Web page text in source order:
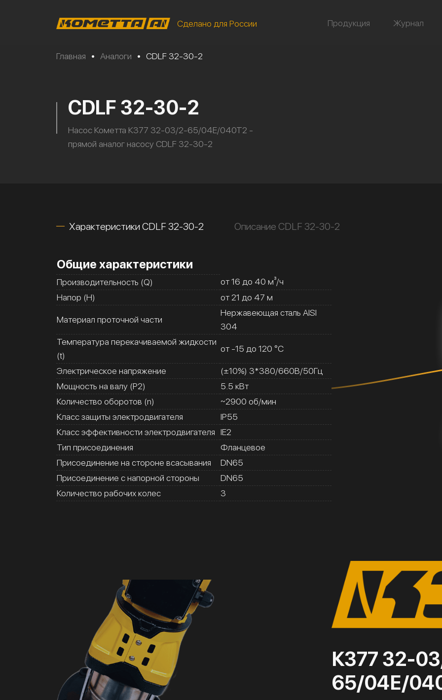
Сделано для России Продукция Журнал
Главная • Аналоги • CDLF 32-30-2
CDLF 32-30-2
Насос Кометта К377 32-03/2-65/04Е/040Т2 -
прямой аналог насосу CDLF 32-30-2
Характеристики CDLF 32-30-2 Описание CDLF 32-30-2
Общие характеристики
Производительность (Q)
от 16 до 40 м³/ч
Напор (H)
от 21 до 47 м
Материал проточной части
Нержавеющая сталь AISI
304
Температура перекачиваемой жидкости
(t)
от -15 до 120 °C
Электрическое напряжение
(±10%) 3*380/660В/50Гц
Мощность на валу (Р2)
5.5 кВт
Количество оборотов (n)
~2900 об/мин
Класс защиты электродвигателя
IP55
Класс эффективности электродвигателя IE2
Тип присоединения
Фланцевое
Присоединение на стороне всасывания
DN65
Присоединение с напорной стороны
DN65
Количество рабочих колес
3
К377 32-
65/04Е/